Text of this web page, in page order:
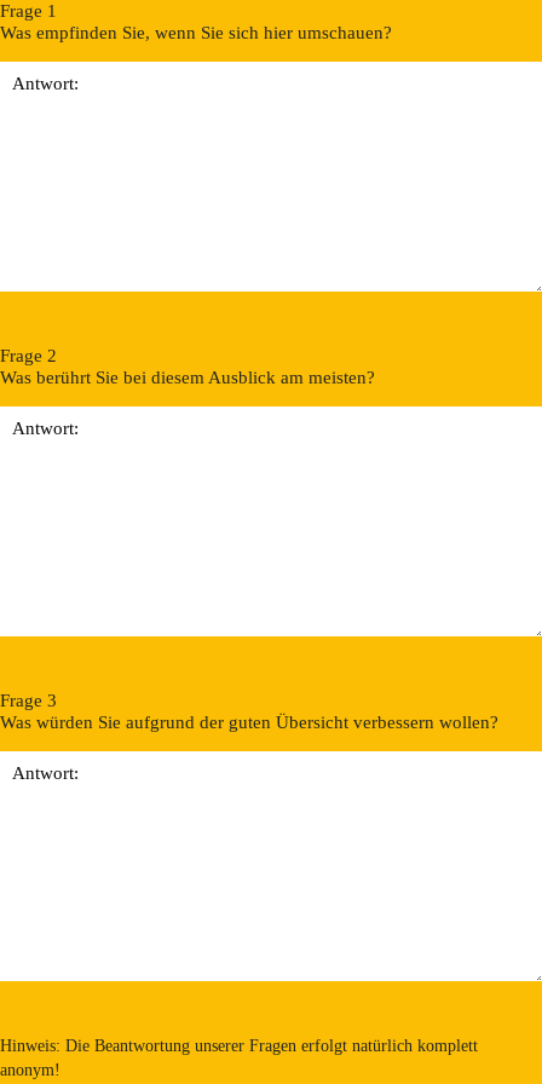
Frage 1
Was empfinden Sie, wenn Sie sich hier umschauen?
Frage 2
Was berührt Sie bei diesem Ausblick am meisten?
Frage 3
Was würden Sie aufgrund der guten Übersicht verbessern wollen?
Hinweis: Die Beantwortung unserer Fragen erfolgt natürlich komplett
anonym!